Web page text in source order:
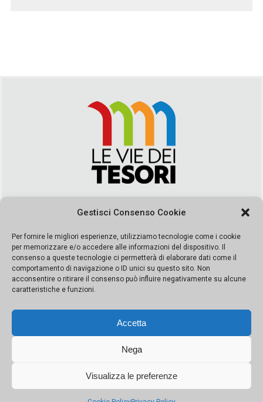
Gestisci Consenso Cookie
Per fornire le migliori esperienze, utilizziamo tecnologie come i cookie
per memorizzare e/o accedere alle informazioni del dispositivo. Il
consenso a queste tecnologie ci permetterà di elaborare dati come il
comportamento di navigazione o ID unici su questo sito. Non
acconsentire o ritirare il consenso può influire negativamente su alcune
caratteristiche e funzioni.
Accetta
Nega
Visualizza le preferenze
segreteria@leviedeitesori.it
Direttore ResponsabileMarcello Barbaro – Aut. del tribunale di
Palermo n. 19 del 2017 iscrizione al roc numero 37003 Editore
Porta Felice Srl. Sede legale: Via Libertà 93 – 90143 Palermo
Società iscritta alla Camera di Commercio di Palermo Ufficio
065228208251 Capitale 10000 euro IV
© Copyright Porta Felice | Le Vie dei Tesori. Tutti i diritti riservati |Privacy Policy